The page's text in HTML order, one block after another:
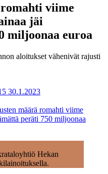
viime
jäi
miljoonaa euroa
aloitukset vähenivät rajusti
30.1.2023
määrä romahti viime
peräti 750 miljoonaa
Hekan